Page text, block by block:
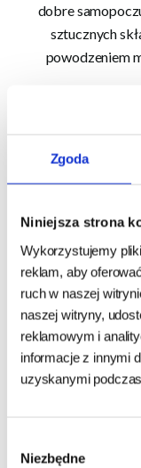
Zgoda
Niniejsza strona
Wykorzystujemy
reklam, aby
ruch w naszej
naszej witryny,
reklamowym i
informacje z innymi
uzyskanymi
zgody
Niezbędne
dobre
sztucznych
powodzeniem
bez
produkt